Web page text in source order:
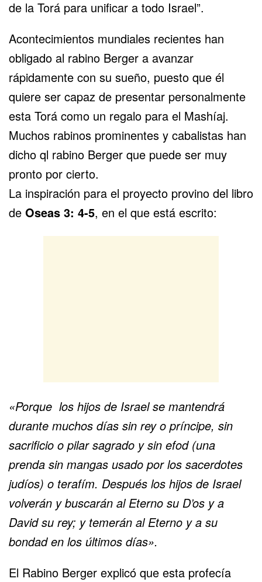
de la Torá para unificar a todo Israel”.
Acontecimientos mundiales recientes han
obligado al rabino Berger a avanzar
rápidamente con su sueño, puesto que él
quiere ser capaz de presentar personalmente
esta Torá como un regalo para el Mashíaj.
Muchos rabinos prominentes y cabalistas han
dicho ql rabino Berger que puede ser muy
pronto por cierto.
La inspiración para el proyecto provino del libro
de Oseas 3: 4-5, en el que está escrito:
«Porque los hijos de Israel se mantendrá
durante muchos días sin rey o príncipe, sin
sacrificio o pilar sagrado y sin efod (una
prenda sin mangas usado por los sacerdotes
judíos) o terafím. Después los hijos de Israel
volverán y buscarán al Eterno su D’os y a
David su rey; y temerán al Eterno y a su
bondad en los últimos días».
El Rabino Berger explicó que esta profecía